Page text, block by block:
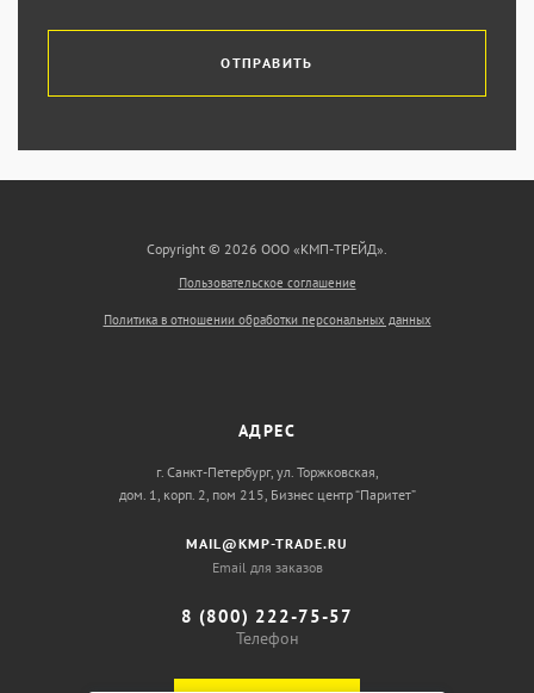
ОТПРАВИТЬ
Copyright © 2026 ООО «КМП-ТРЕЙД».
Пользовательское соглашение
Политика в отношении обработки персональных данных
АДРЕС
г. Санкт-Петербург, ул. Торжковская,
дом. 1, корп. 2, пом 215, Бизнес центр “Паритет”
MAIL@KMP-TRADE.RU
Email для заказов
8 (800) 222-75-57
Телефон